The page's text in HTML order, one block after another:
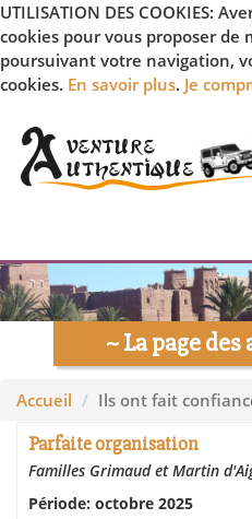
UTILISATION DES COOKIES:
cookies pour vous proposer de
poursuivant votre navigation,
cookies. En savoir plus. Je
~ La page
Accueil Ils ont fait
Parfaite organisation
Familles Grimaud et Martin
Période: octobre 2025